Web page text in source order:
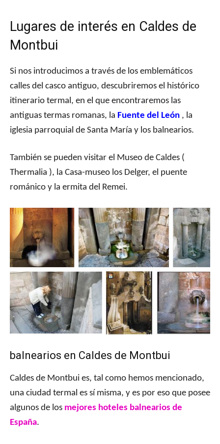
Lugares de interés en Caldes de
Montbui
Si nos introducimos a través de los emblemáticos
calles del casco antiguo, descubriremos el histórico
itinerario termal, en el que encontraremos las
antiguas termas romanas, la Fuente del León , la
iglesia parroquial de Santa María y los balnearios.
También se pueden visitar el Museo de Caldes (
Thermalia ), la Casa-museo los Delger, el puente
románico y la ermita del Remei.
balnearios en Caldes de Montbui
Caldes de Montbui es, tal como hemos mencionado,
una ciudad termal es sí misma, y es por eso que posee
algunos de los mejores hoteles balnearios de
España.